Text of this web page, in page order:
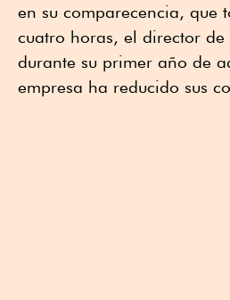
en su comparecencia, que
cuatro horas, el director de
durante su primer año de
empresa ha reducido sus